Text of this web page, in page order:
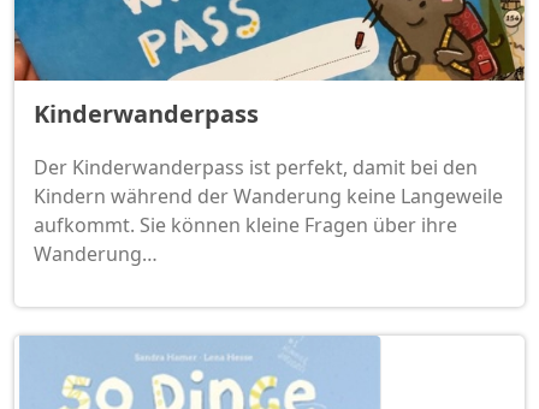
Kinderwanderpass
Der Kinderwanderpass ist perfekt, damit bei den
Kindern während der Wanderung keine Langeweile
aufkommt. Sie können kleine Fragen über ihre
Wanderung…